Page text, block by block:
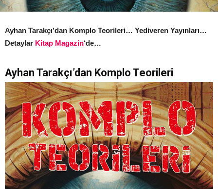
Ayhan Tarakçı’dan Komplo Teorileri… Yediveren Yayınları…
Detaylar Kitap Magazin‘de…
Ayhan Tarakçı’dan Komplo Teorileri